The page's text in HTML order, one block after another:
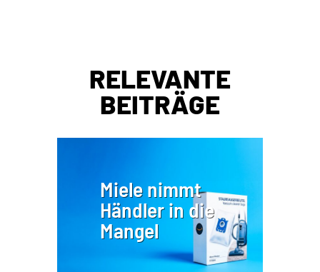
RELEVANTE
BEITRÄGE
Miele nimmt
Händler in die
Mangel